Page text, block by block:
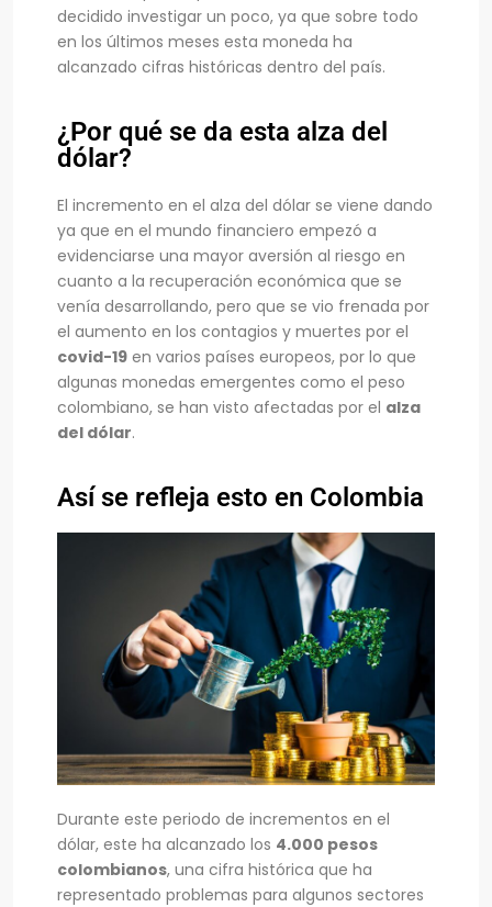
decidido investigar un poco, ya que sobre todo
en los últimos meses esta moneda ha
alcanzado cifras históricas dentro del país.
¿Por qué se da esta alza del
dólar?
El incremento en el alza del dólar se viene dando
ya que en el mundo financiero empezó a
evidenciarse una mayor aversión al riesgo en
cuanto a la recuperación económica que se
venía desarrollando, pero que se vio frenada por
el aumento en los contagios y muertes por el
covid-19 en varios países europeos, por lo que
algunas monedas emergentes como el peso
colombiano, se han visto afectadas por el alza
del dólar.
Así se refleja esto en Colombia
Durante este periodo de incrementos en el
dólar, este ha alcanzado los 4.000 pesos
colombianos, una cifra histórica que ha
representado problemas para algunos sectores